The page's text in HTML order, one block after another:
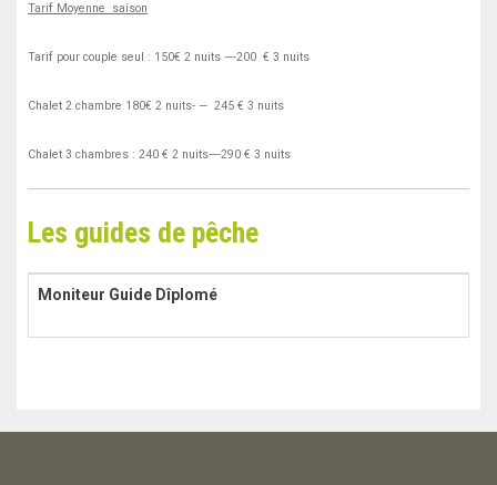
Tarif Moyenne saison
Tarif pour couple seul : 150€ 2 nuits —-200 € 3 nuits
Chalet 2 chambre 180€ 2 nuits- — 245 € 3 nuits
Chalet 3 chambres : 240 € 2 nuits—-290 € 3 nuits
Les guides de pêche
Moniteur Guide Dîplomé